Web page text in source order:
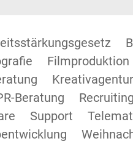
Filmproduktion
Beratung Recruiting
Support